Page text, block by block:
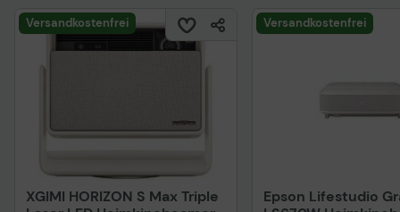
Versandkostenfrei
XGIMI HORIZON S Max Triple
Versandkostenfrei
Epson Lifestudio